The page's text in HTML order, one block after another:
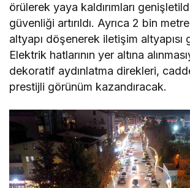
örülerek yaya kaldırımları
güvenliği artırıldı. Ayrıca 2 bin
altyapı döşenerek iletişim altyapısı
Elektrik hatlarının yer altına
dekoratif aydınlatma direkleri,
prestijli görünüm kazandıracak.